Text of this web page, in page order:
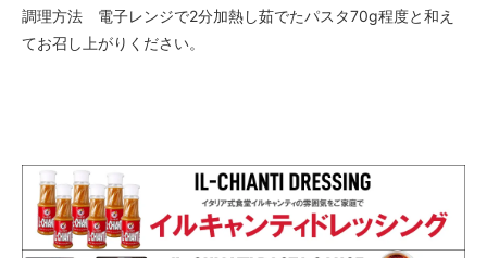
調理方法 電子レンジで2分加熱し茹でたパスタ70g程度と和え
てお召し上がりください。